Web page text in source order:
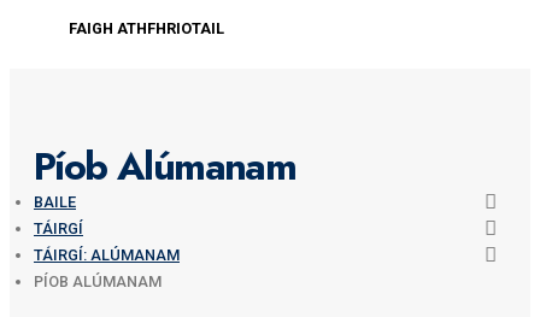
FAIGH ATHFHRIOTAIL
Píob Alúmanam
BAILE
TÁIRGÍ
TÁIRGÍ: ALÚMANAM
PÍOB ALÚMANAM